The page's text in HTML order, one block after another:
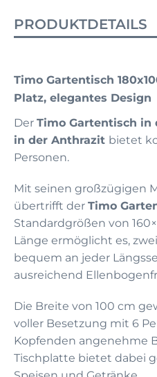
PRODUKTDETAILS
Timo Gartentisch
Platz, elegantes Design
Der Timo Gartentisch in
in der Anthrazit bietet
Personen.
Mit seinen großzügigen
übertrifft der Timo
Standardgrößen von
Länge ermöglicht es,
bequem an jeder
ausreichend
Die Breite von 100 cm
voller Besetzung mit 6
Kopfenden angenehme
Tischplatte bietet dabei